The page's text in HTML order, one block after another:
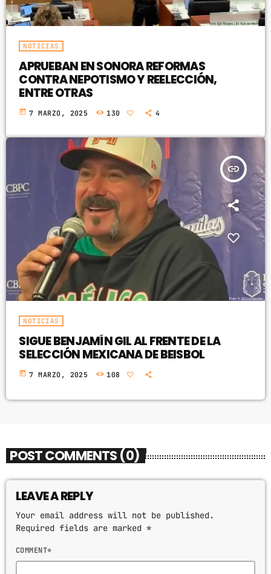
NOTICIAS
APRUEBAN EN SONORA REFORMAS
CONTRA NEPOTISMO Y REELECCIÓN,
ENTRE OTRAS
today 7 MARZO, 2025 130 4
insert_link
NOTICIAS
SIGUE BENJAMÍN GIL AL FRENTE DE LA
SELECCIÓN MEXICANA DE BEISBOL
today 7 MARZO, 2025 108
POST COMMENTS (0)
LEAVE A REPLY
Your email address will not be published.
Required fields are marked *
COMMENT*